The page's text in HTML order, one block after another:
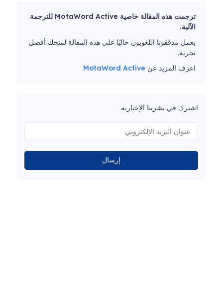
ترجمت هذه المقالة خاصية MotaWord Active للترجمة
الآلية.
يعمل مدققونا اللغويون حاليًا على هذه المقالة لمنحك أفضل
تجربة.
اعرف المزيد عن MotaWord Active
اشترك في نشرتنا الإخبارية
إرسال